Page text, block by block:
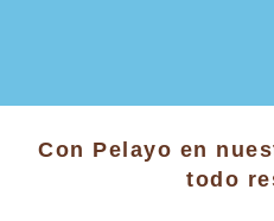
Con Pelayo en
todo